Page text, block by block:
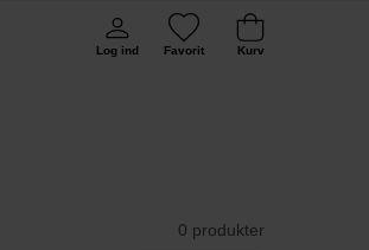
Log ind Favorit Kurv
0 produkter